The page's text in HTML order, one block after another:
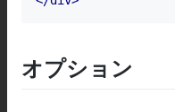
オプション